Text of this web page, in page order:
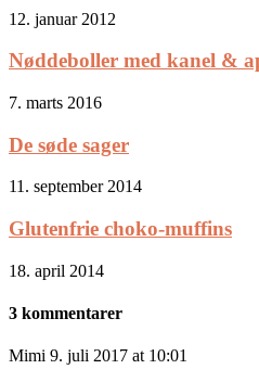
12. januar 2012
Nøddeboller med kanel &
7. marts 2016
De søde sager
11. september 2014
Glutenfrie choko-muffins
18. april 2014
3 kommentarer
Mimi 9. juli 2017 at 10:01